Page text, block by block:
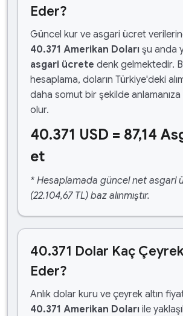
Eder?
Güncel kur ve asgari ücret
40.371 Amerikan Doları şu anda
asgari ücrete denk gelmektedir.
hesaplama, doların Türkiye'deki
daha somut bir şekilde anlamanıza
olur.
40.371 USD = 87,14
et
* Hesaplamada güncel net asgari
(22.104,67 TL) baz alınmıştır.
40.371 Dolar Kaç
Eder?
Anlık dolar kuru ve çeyrek altın
40.371 Amerikan Doları ile